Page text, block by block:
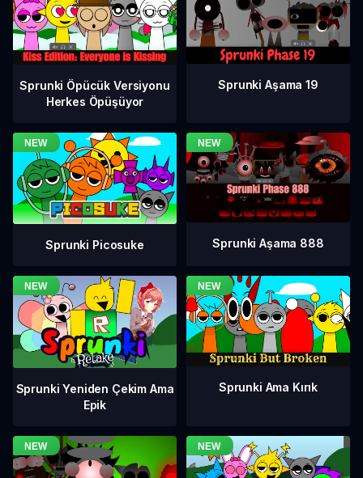
Sprunki Öpücük Versiyonu
Herkes Öpüşüyor
Sprunki Aşama 19
Sprunki Picosuke Sprunki Aşama 888
Sprunki Yeniden Çekim Ama
Epik
Sprunki Ama Kırık